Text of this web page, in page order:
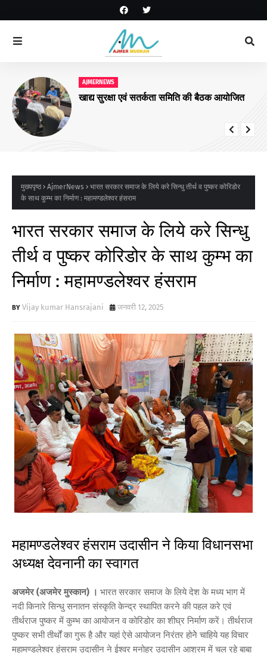
AJMERNEWS
खाद्य सुरक्षा एवं सतर्कता समिति की बैठक आयोजित
मुख्यपृष्ठ AjmerNews
भारत सरकार समाज के लिये करे सिन्धु तीर्थ व पुष्कर कोरिडोर
के साथ कुम्भ का निर्माण : महामण्डलेश्वर हंसराम
भारत सरकार समाज के लिये करे सिन्धु
तीर्थ व पुष्कर कोरिडोर के साथ कुम्भ का
निर्माण : महामण्डलेश्वर हंसराम
Vijay kumar Hansrajani जनवरी 12, 2025
महामण्डलेश्वर हंसराम उदासीन ने किया विधानसभा
अध्यक्ष देवनानी का स्वागत
अजमेर (अजमेर मुस्कान) । भारत सरकार समाज के लिये देश के मध्य भाग में
नदी किनारे सिन्धु सनातन संस्कृति केन्द्र स्थापित करने की पहल करे एवं
तीर्थराज पुष्कर में कुम्भ का आयोजन व कोरिडोर का शीघ्र निर्माण करें। तीर्थराज
पुष्कर सभी तीर्थों का गुरू है और यहां ऐसे आयोजन निरंतर होनेे चाहिये यह विचार
महामण्डलेश्वर हंसराम उदासीन ने ईश्वर मनोहर उदासीन आश्रम में चल रहे बाबा